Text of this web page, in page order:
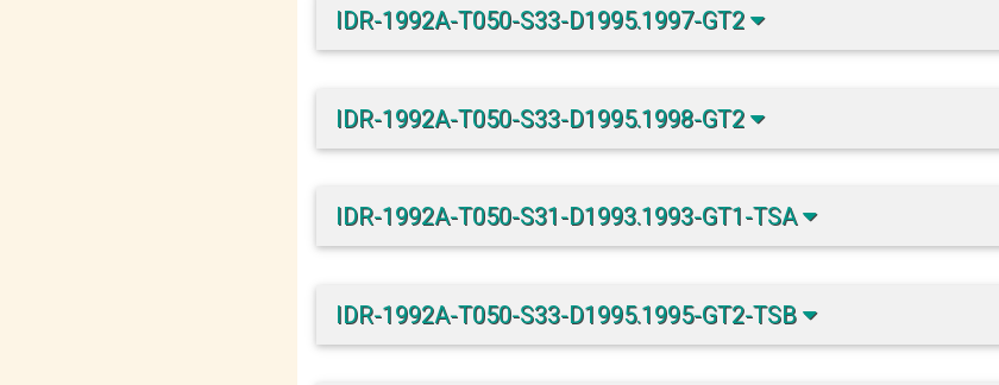
IDR-1992A-T050-S33-D1995.1997-GT2
IDR-1992A-T050-S33-D1995.1998-GT2
IDR-1992A-T050-S31-D1993.1993-GT1-TSA
IDR-1992A-T050-S33-D1995.1995-GT2-TSB